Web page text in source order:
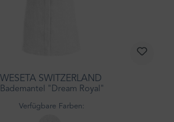
WESETA SWITZERLAND
Bademantel "Dream Royal"
Verfügbare Farben: